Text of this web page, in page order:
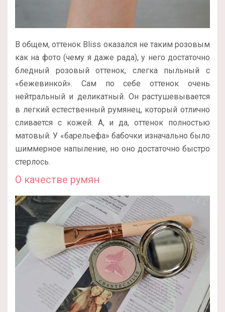
В общем, оттенок Bliss оказался не таким розовым
как на фото (чему я даже рада), у него достаточно
бледный розовый оттенок, слегка пыльный с
«бежевинкой». Сам по себе оттенок очень
нейтральный и деликатный. Он растушевывается
в легкий естественный румянец, который отлично
сливается с кожей. А, и да, оттенок полностью
матовый. У «барельефа» бабочки изначально было
шиммерное напыление, но оно достаточно быстро
стерлось.
О качестве румян